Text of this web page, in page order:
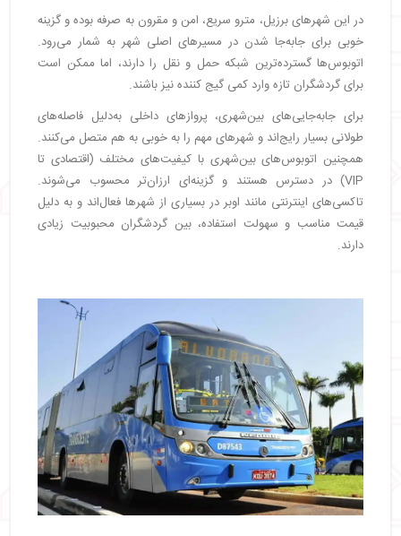
در این شهرهای برزیل، مترو سریع، امن و مقرون به صرفه بوده و گزینه
خوبی برای جابه‌جا شدن در مسیرهای اصلی شهر به شمار می‌رود.
اتوبوس‌ها گسترده‌ترین شبکه حمل و نقل را دارند، اما ممکن است
برای گردشگران تازه وارد کمی گیج کننده نیز باشند.
برای جابه‌جایی‌های بین‌شهری، پروازهای داخلی به‌دلیل فاصله‌های
طولانی بسیار رایج‌اند و شهرهای مهم را به‌ خوبی به هم متصل می‌کنند.
همچنین اتوبوس‌های بین‌شهری با کیفیت‌های مختلف (اقتصادی تا
VIP) در دسترس هستند و گزینه‌ای ارزان‌تر محسوب می‌شوند.
تاکسی‌های اینترنتی مانند اوبر در بسیاری از شهرها فعال‌اند و به‌ دلیل
قیمت مناسب و سهولت استفاده، بین گردشگران محبوبیت زیادی
دارند.